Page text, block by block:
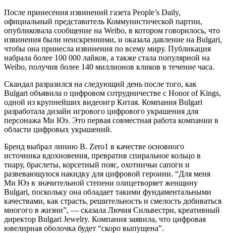
После принесения извинений газета People’s Daily,
официальный представитель Коммунистической партии,
опубликовала сообщение на Weibo, в котором говорилось, что
извинения были неискренними, и оказала давление на Bulgari,
чтобы она принесла извинения по всему миру. Публикация
набрала более 100 000 лайков, а также стала популярной на
Weibo, получив более 140 миллионов кликов в течение часа.
Скандал разразился на следующий день после того, как
Bulgari объявила о цифровом сотрудничестве с Honor of Kings,
одной из крупнейших видеоигр Китая. Компания Bulgari
разработала дизайн игрового цифрового украшения для
персонажа Ми Юэ. Это первая совместная работа компании в
области цифровых украшений.
Бренд выбрал линию B. Zero1 в качестве основного
источника вдохновения, превратив спиральное кольцо в
тиару, браслеты, корсетный пояс, охотничьи сапоги и
развевающуюся накидку для цифровой героини. “Для меня
Ми Юэ в значительной степени олицетворяет женщину
Bulgari, поскольку она обладает такими фундаментальными
качествами, как страсть, решительность и смелость добиваться
многого в жизни”, — сказала Лючия Сильвестри, креативный
директор Bulgari Jewelry. Компания заявила, что цифровая
ювелирная оболочка будет “скоро выпущена”.